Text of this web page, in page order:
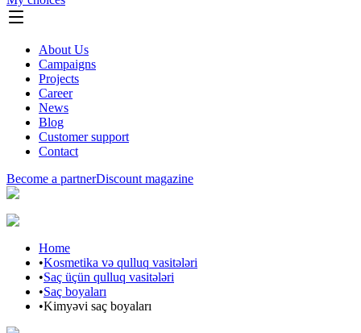
About Us
Campaigns
Projects
Career
News
Blog
Customer support
Contact
Become a partnerDiscount magazine
Home
•Kosmetika və qulluq vasitələri
•Saç üçün qulluq vasitələri
•Saç boyaları
•Kimyəvi saç boyaları